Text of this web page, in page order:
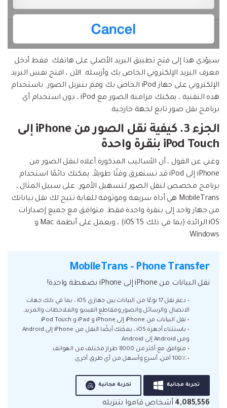
سيؤدي هذا إلى فتح تطبيق البريد الأصلي على هاتفك. فقط أدخل
معرف البريد الإلكتروني الخاص بك وأرسله. الآن ، افتح نفس البريد
الإلكتروني على جهاز iPod الخاص بك وقم بتنزيل الصور. باستخدام
هذه التقنية ، يمكنك مزامنة الصور مع iPod ، دون استخدام أي
برنامج نقل صور تابع لجهة خارجية.
الجزء 3. كيفية نقل الصور من iPhone إلى
iPod Touch بنقرة واحدة
وغني عن القول ، أن الأساليب المذكورة أعلاه لنقل الصور من
iPhone إلى iPod قد تستغرق وقتًا طويلاً. يمكنك دائمًا استخدام
برنامج مخصص لنقل الصور لتسهيل الأمور. على سبيل المثال ،
MobileTrans هي أداة سريعة وموثوقة للغاية تتيح لك نقل بياناتك
من جهاز واحد إلى بنقرة واحدة فقط. متوافق مع جميع إصدارات
iOS الرائدة (بما في ذلك iOS 15) ، ويعمل على أنظمة Mac و
Windows.
MobileTrans - Phone Transfer
نقل البيانات من iPhone إلى iPhone بضغطة واحدة!
• دعم نقل 17 نوعًا من البيانات بين جهازي iOS ، بما في ذلك جهات
الاتصال والرسائل والصور ومقاطع الفيديو والملاحظات والمزيد.
• نقل البيانات من iPhone إلى iPhone و iPad و iPod Touch.
• باستثناء أجهزة iOS ، يمكنك أيضًا النقل من iPhone إلى Android
ومن Android إلى Android.
• متوافق مع أكثر من 8000 طراز مختلف من الهواتف.
• 100٪ آمن، أسرع وأسهل من أي طرق أخرى.
تجربة مجانية تجربة مجانية
4,085,556 أشخاص قاموا بتنزيله